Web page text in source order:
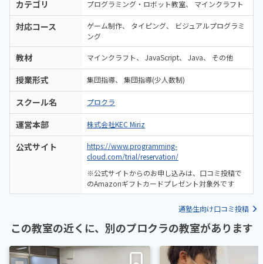
カテゴリ プログラミング・ロボット教室 マインクラフト
対応コース ゲーム制作 タイピング
ビジュアルプログラミ
ング
教材 マインクラフト JavaScript Java その他
授業形式 集団指導 集団指導(少人数制)
スクール名 プロクラ
運営本部 株式会社KEC Miriz
公式サイト
https://www.programming-
cloud.com/trial/reservation/
※公式サイトからのお申し込みは、口コミ投稿で
のAmazonギフトカードプレゼント対象外です
通塾生向け口コミ投稿
この教室の近くに、別のプロクラの教室があります